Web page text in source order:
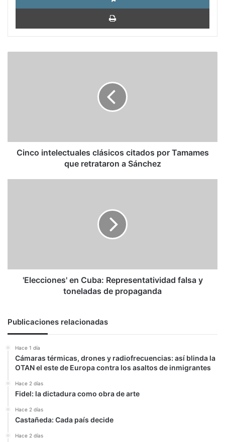
a
Sánchez
Cinco intelectuales clásicos citados por Tamames
que retrataron a Sánchez
propaganda
'Elecciones' en Cuba: Representatividad falsa y
toneladas de propaganda
Publicaciones relacionadas
Hace 1 día
Cámaras térmicas, drones y radiofrecuencias: así blinda la
OTAN el este de Europa contra los asaltos de inmigrantes
Hace 2 días
Fidel: la dictadura como obra de arte
Hace 2 días
Castañeda: Cada país decide
Hace 2 días